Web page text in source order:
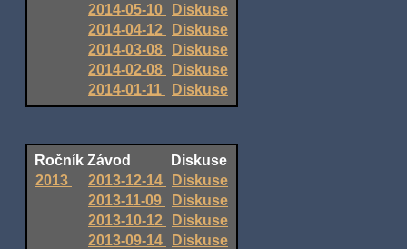
2014-05-10
Diskuse
2014-04-12
Diskuse
2014-03-08
Diskuse
2014-02-08
Diskuse
2014-01-11
Diskuse
Ročník Závod
Diskuse
2013
2013-12-14
Diskuse
2013-11-09
Diskuse
2013-10-12
Diskuse
2013-09-14
Diskuse